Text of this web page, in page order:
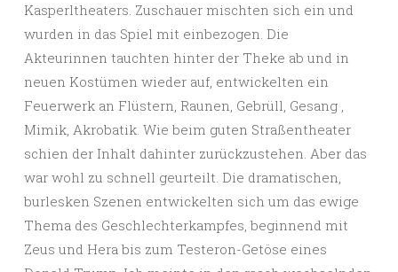
Kasperltheaters. Zuschauer mischten sich ein und
wurden in das Spiel mit einbezogen. Die
Akteurinnen tauchten hinter der Theke ab und in
neuen Kostümen wieder auf, entwickelten ein
Feuerwerk an Flüstern, Raunen, Gebrüll, Gesang ,
Mimik, Akrobatik. Wie beim guten Straßentheater
schien der Inhalt dahinter zurückzustehen. Aber das
war wohl zu schnell geurteilt. Die dramatischen,
burlesken Szenen entwickelten sich um das ewige
Thema des Geschlechterkampfes, beginnend mit
Zeus und Hera bis zum Testeron-Getöse eines